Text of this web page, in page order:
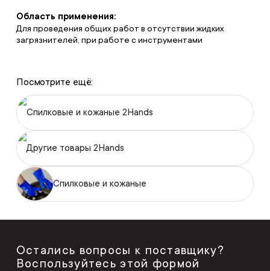
Область применения:
Для проведения общих работ в отсутствии жидких
загрязнителей, при работе с инструментами
Посмотрите ещё:
Спилковые и кожаные 2Hands
Другие товары 2Hands
Спилковые и кожаные
Остались вопросы к поставщику?
Воспользуйтесь этой формой